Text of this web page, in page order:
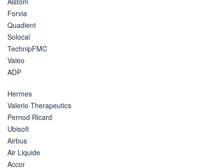
Forvia
Quadient
Solocal
TechnipFMC
Valeo
ADP
Hermes
Valerio Therapeutics
Pernod Ricard
Ubisoft
Airbus
Air Liquide
Accor